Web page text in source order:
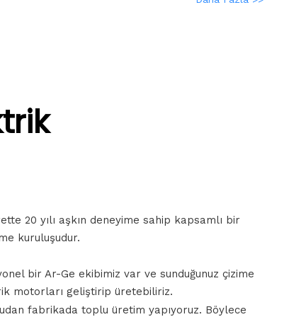
20 yılı aşkın deneyime sahip kapsamlı bir
kuruluşudur.
bir Ar-Ge ekibimiz var ve sunduğunuz çizime
motorları geliştirip üretebiliriz.
fabrikada toplu üretim yapıyoruz. Böylece